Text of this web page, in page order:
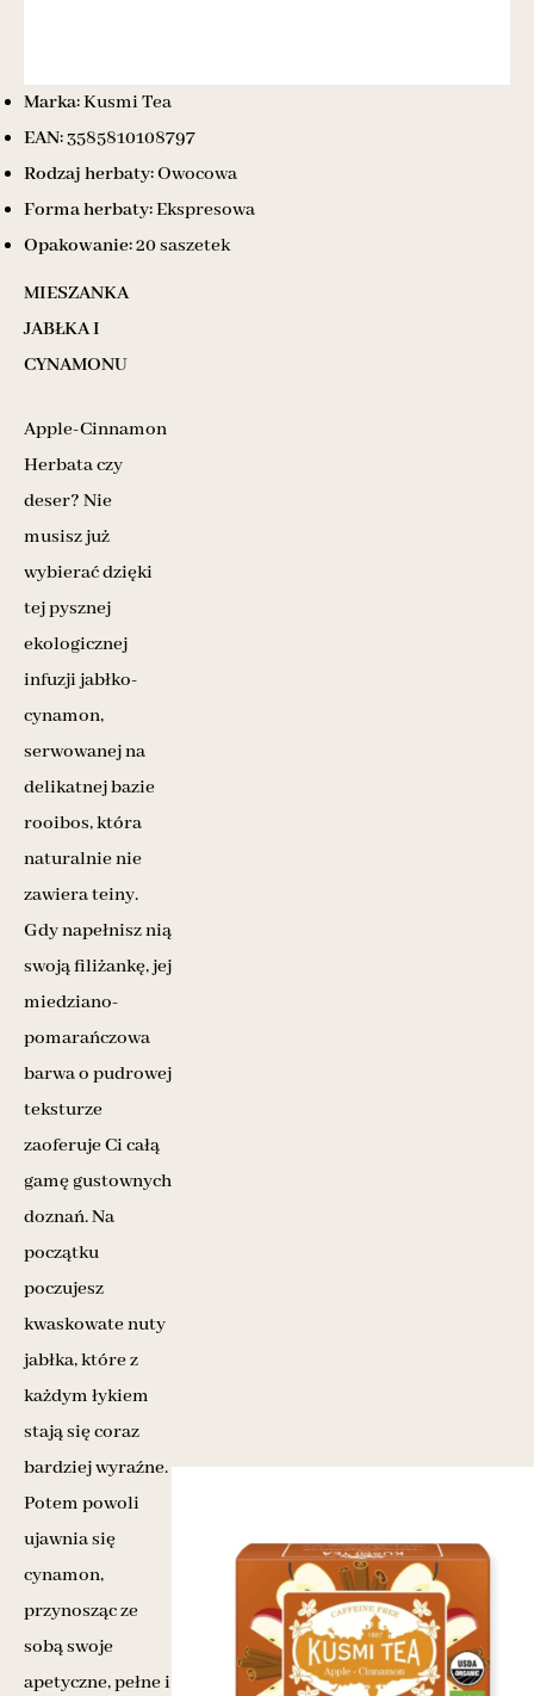
Marka:Kusmi Tea
EAN:3585810108797
Rodzaj herbaty:Owocowa
Forma herbaty:Ekspresowa
Opakowanie:20 saszetek
MIESZANKA
JABŁKA I
CYNAMONU
Apple-Cinnamon
Herbata czy
deser? Nie
musisz już
wybierać dzięki
tej pysznej
ekologicznej
infuzji jabłko-
cynamon,
serwowanej na
delikatnej bazie
rooibos, która
naturalnie nie
zawiera teiny.
Gdy napełnisz nią
swoją filiżankę, jej
miedziano-
pomarańczowa
barwa o pudrowej
teksturze
zaoferuje Ci całą
gamę gustownych
doznań. Na
początku
poczujesz
kwaskowate nuty
jabłka, które z
każdym łykiem
stają się coraz
bardziej wyraźne.
Potem powoli
ujawnia się
cynamon,
przynosząc ze
sobą swoje
apetyczne, pełne i